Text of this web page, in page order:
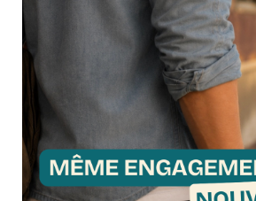
Dans le cadre de sa démarche RSO et à
Semaine de la Qualité de Vie et des
l’Adapei déploie le programme
avec l’Association Siel Bleu. Du 16 juin
ateliers sont proposés au sein...